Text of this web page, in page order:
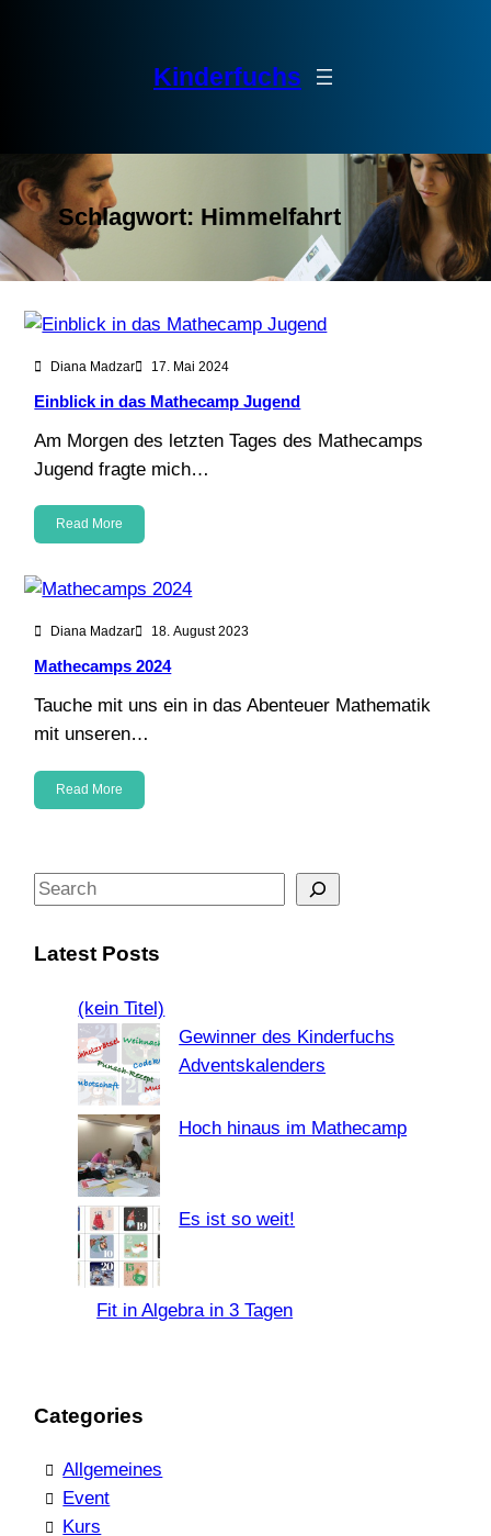
Kinderfuchs
Schlagwort: Himmelfahrt
Diana Madzar 17. Mai 2024
Einblick in das Mathecamp Jugend
Am Morgen des letzten Tages des Mathecamps
Jugend fragte mich…
Read More
Diana Madzar 18. August 2023
Mathecamps 2024
Tauche mit uns ein in das Abenteuer Mathematik
mit unseren…
Read More
S
aLatest Posts
(kein Titel)
Gewinner des Kinderfuchs
Adventskalenders
Hoch hinaus im Mathecamp
Es ist so weit!
Fit in Algebra in 3 Tagen
Categories
Allgemeines
Event
Kurs